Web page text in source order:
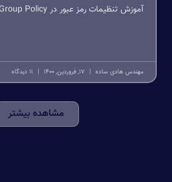
آموزش تنظیمات رمز عبور در Group Policy
مهندس هادی ساده
مشاهده بیشتر